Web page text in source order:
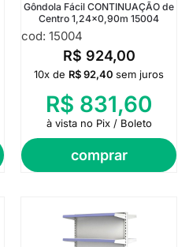
Gôndola Fácil CONTINUAÇÃO de
Centro 1,24×0,90m 15004
cod: 15004
R$ 924,00
comprar
10x de R$92,40 sem juros
R$ 831,60
à vista no Pix / Boleto